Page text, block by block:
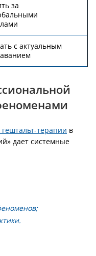
за
с актуальным
терапии в
дает системные